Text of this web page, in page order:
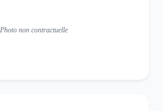
Photo non contractuelle